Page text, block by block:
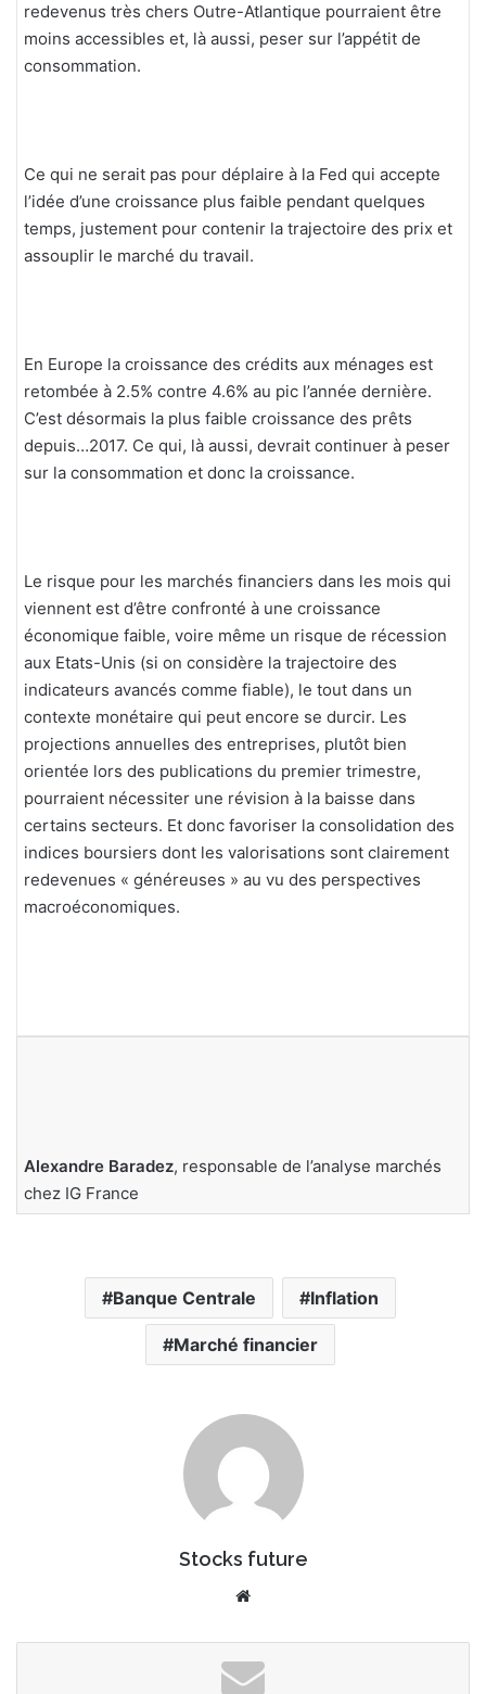
redevenus très chers Outre-Atlantique pourraient être
moins accessibles et, là aussi, peser sur l’appétit de
consommation.
Ce qui ne serait pas pour déplaire à la Fed qui accepte
l’idée d’une croissance plus faible pendant quelques
temps, justement pour contenir la trajectoire des prix et
assouplir le marché du travail.
En Europe la croissance des crédits aux ménages est
retombée à 2.5% contre 4.6% au pic l’année dernière.
C’est désormais la plus faible croissance des prêts
depuis…2017. Ce qui, là aussi, devrait continuer à peser
sur la consommation et donc la croissance.
Le risque pour les marchés financiers dans les mois qui
viennent est d’être confronté à une croissance
économique faible, voire même un risque de récession
aux Etats-Unis (si on considère la trajectoire des
indicateurs avancés comme fiable), le tout dans un
contexte monétaire qui peut encore se durcir. Les
projections annuelles des entreprises, plutôt bien
orientée lors des publications du premier trimestre,
pourraient nécessiter une révision à la baisse dans
certains secteurs. Et donc favoriser la consolidation des
indices boursiers dont les valorisations sont clairement
redevenues « généreuses » au vu des perspectives
macroéconomiques.
Alexandre Baradez, responsable de l’analyse marchés
chez IG France
Banque Centrale Inflation
Marché financier
Stocks future
te